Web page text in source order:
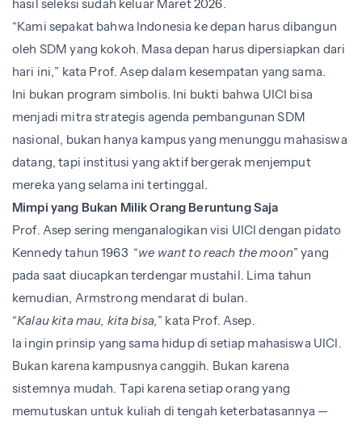
hasil seleksi sudah keluar Maret 2026.
“Kami sepakat bahwa Indonesia ke depan harus dibangun
oleh SDM yang kokoh. Masa depan harus dipersiapkan dari
hari ini,” kata Prof. Asep dalam kesempatan yang sama.
Ini bukan program simbolis. Ini bukti bahwa UICI bisa
menjadi mitra strategis agenda pembangunan SDM
nasional, bukan hanya kampus yang menunggu mahasiswa
datang, tapi institusi yang aktif bergerak menjemput
mereka yang selama ini tertinggal.
Mimpi yang Bukan Milik Orang Beruntung Saja
Prof. Asep sering menganalogikan visi UICI dengan pidato
Kennedy tahun 1963 “we want to reach the moon” yang
pada saat diucapkan terdengar mustahil. Lima tahun
kemudian, Armstrong mendarat di bulan.
“Kalau kita mau, kita bisa,” kata Prof. Asep.
Ia ingin prinsip yang sama hidup di setiap mahasiswa UICI.
Bukan karena kampusnya canggih. Bukan karena
sistemnya mudah. Tapi karena setiap orang yang
memutuskan untuk kuliah di tengah keterbatasannya —